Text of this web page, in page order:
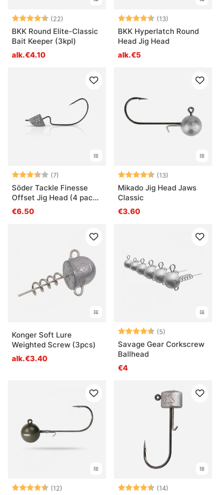
Arvio: (22)
4.8 5:sta tähdestä
BKK Round Elite-Classic
Bait Keeper (3kpl)
alk.€4.10
Arvio: (13)
BKK Hyperlatch Round
Head Jig Head
alk.€5
Arvio: (7)
3.6 5:sta tähdestä
Söder Tackle Finesse
Offset Jig Head (4 pack)
1/0
€6.50
Arvio: (13)
Mikado Jig Head Jaws
Classic
€3.60
Konger Soft Lure
Weighted Screw (3pcs)
alk.€3.40
Arvio: (5)
Savage Gear Corkscrew
Ballhead
€4
Arvio: (12)
4.2 5:sta tähdestäArvio: (14)